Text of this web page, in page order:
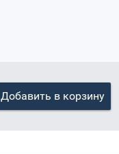
Добавить в корзину